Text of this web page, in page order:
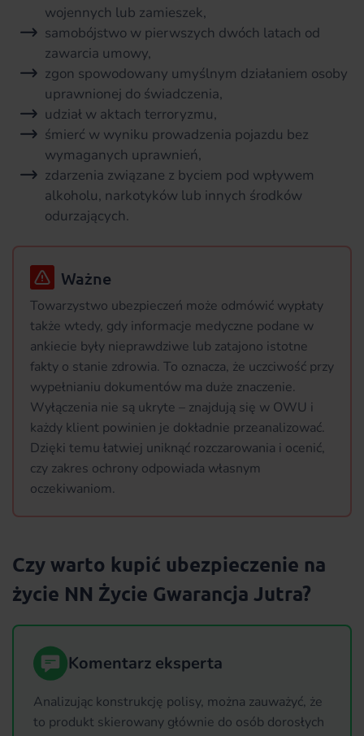
wojennych lub zamieszek,
samobójstwo w pierwszych dwóch latach od
zawarcia umowy,
zgon spowodowany umyślnym działaniem osoby
uprawnionej do świadczenia,
udział w aktach terroryzmu,
śmierć w wyniku prowadzenia pojazdu bez
wymaganych uprawnień,
zdarzenia związane z byciem pod wpływem
alkoholu, narkotyków lub innych środków
odurzających.
Ważne
Towarzystwo ubezpieczeń może odmówić wypłaty
także wtedy, gdy informacje medyczne podane w
ankiecie były nieprawdziwe lub zatajono istotne
fakty o stanie zdrowia. To oznacza, że uczciwość przy
wypełnianiu dokumentów ma duże znaczenie.
Wyłączenia nie są ukryte – znajdują się w OWU i
każdy klient powinien je dokładnie przeanalizować.
Dzięki temu łatwiej uniknąć rozczarowania i ocenić,
czy zakres ochrony odpowiada własnym
oczekiwaniom.
Czy warto kupić ubezpieczenie na
życie NN Życie Gwarancja Jutra?
Komentarz eksperta
Analizując konstrukcję polisy, można zauważyć, że
to produkt skierowany głównie do osób dorosłych